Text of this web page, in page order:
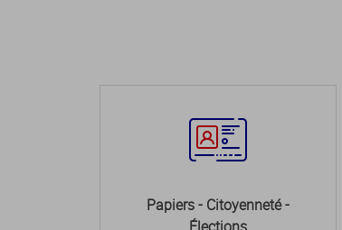
Papiers - Citoyenneté -